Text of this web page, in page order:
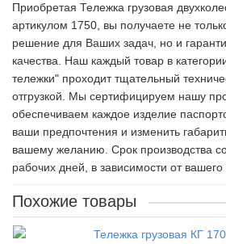
Приобретая Тележка грузовая
артикулом 1750, вы получаете не
решение для Ваших задач, но и
качества. Наш каждый товар в
тележки" проходит тщательный
отгрузкой. Мы сертифицируем нашу
обеспечиваем каждое изделие
ваши предпочтения и изменить
вашему желанию. Срок производства
рабочих дней, в зависимости от вашего
Похожие товары